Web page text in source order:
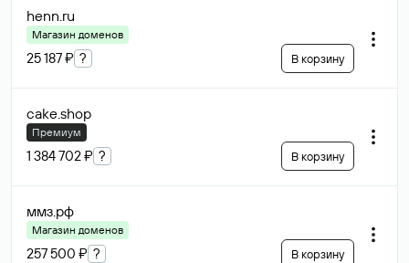
henn.ru
Магазин доменов
25 187 ₽ ? В корзину
cake.shop
Премиум
1 384 702 ₽ ? В корзину
ммз.рф
Магазин доменов
257 500 ₽ ? В корзину